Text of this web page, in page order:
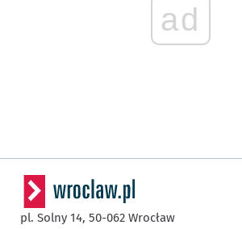
ad
pl. Solny 14, 50-062 Wrocław